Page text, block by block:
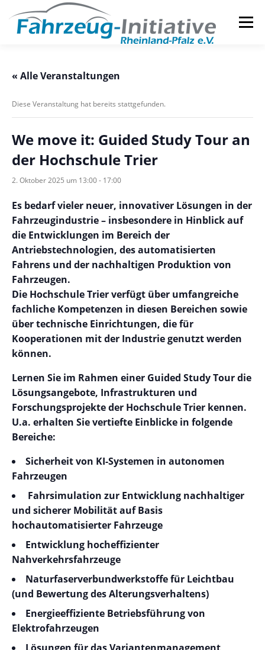
Inhalt
springen
Menü
« Alle Veranstaltungen
Diese Veranstaltung hat bereits stattgefunden.
We move it: Guided Study Tour an
der Hochschule Trier
2. Oktober 2025 um 13:00- 17:00
Es bedarf vieler neuer, innovativer Lösungen in der
Fahrzeugindustrie – insbesondere in Hinblick auf
die Entwicklungen im Bereich der
Antriebstechnologien, des automatisierten
Fahrens und der nachhaltigen Produktion von
Fahrzeugen.
Die Hochschule Trier verfügt über umfangreiche
fachliche Kompetenzen in diesen Bereichen sowie
über technische Einrichtungen, die für
Kooperationen mit der Industrie genutzt werden
können.
Lernen Sie im Rahmen einer Guided Study Tour die
Lösungsangebote, Infrastrukturen und
Forschungsprojekte der Hochschule Trier kennen.
U.a. erhalten Sie vertiefte Einblicke in folgende
Bereiche:
Sicherheit von KI-Systemen in autonomen
Fahrzeugen
Fahrsimulation zur Entwicklung nachhaltiger
und sicherer Mobilität auf Basis
hochautomatisierter Fahrzeuge
Entwicklung hocheffizienter
Nahverkehrsfahrzeuge
Naturfaserverbundwerkstoffe für Leichtbau
(und Bewertung des Alterungsverhaltens)
Energieeffiziente Betriebsführung von
Elektrofahrzeugen